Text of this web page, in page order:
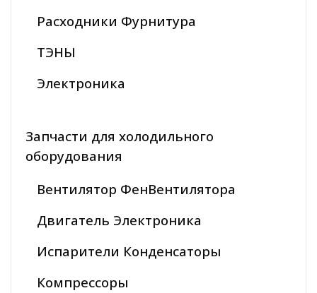
Расходники Фурнитура
ТЭНЫ
Электроника
Запчасти для холодильного
оборудования
Вентилятор ФенВентилятора
Двигатель Электроника
Испарители Конденсаторы
Компрессоры